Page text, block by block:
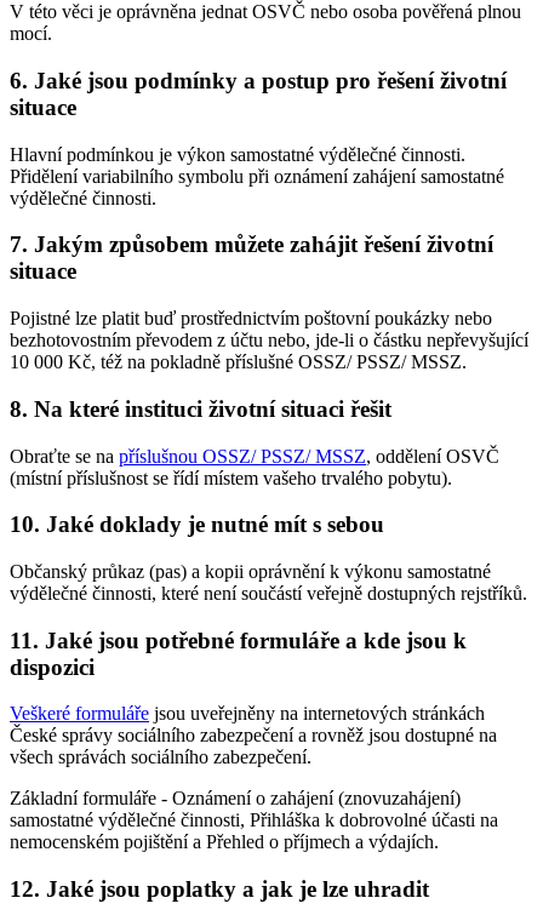
V této věci je oprávněna jednat OSVČ nebo osoba pověřená plnou
mocí.
6. Jaké jsou podmínky a postup pro řešení životní
situace
Hlavní podmínkou je výkon samostatné výdělečné činnosti.
Přidělení variabilního symbolu při oznámení zahájení samostatné
výdělečné činnosti.
7. Jakým způsobem můžete zahájit řešení životní
situace
Pojistné lze platit buď prostřednictvím poštovní poukázky nebo
bezhotovostním převodem z účtu nebo, jde-li o částku nepřevyšující
10 000 Kč, též na pokladně příslušné OSSZ/ PSSZ/ MSSZ.
8. Na které instituci životní situaci řešit
Obraťte se na příslušnou OSSZ/ PSSZ/ MSSZ, oddělení OSVČ
(místní příslušnost se řídí místem vašeho trvalého pobytu).
10. Jaké doklady je nutné mít s sebou
Občanský průkaz (pas) a kopii oprávnění k výkonu samostatné
výdělečné činnosti, které není součástí veřejně dostupných rejstříků.
11. Jaké jsou potřebné formuláře a kde jsou k
dispozici
Veškeré formuláře jsou uveřejněny na internetových stránkách
České správy sociálního zabezpečení a rovněž jsou dostupné na
všech správách sociálního zabezpečení.
Základní formuláře - Oznámení o zahájení (znovuzahájení)
samostatné výdělečné činnosti, Přihláška k dobrovolné účasti na
nemocenském pojištění a Přehled o příjmech a výdajích.
12. Jaké jsou poplatky a jak je lze uhradit